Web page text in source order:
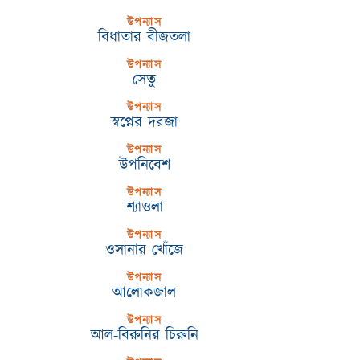
উপন্যাস
বিধাতার বীজতলা
উপন্যাস
সেতু
উপন্যাস
স্বপ্নের দরজা
উপন্যাস
উপনিবেশ
উপন্যাস
শ্যাওলা
উপন্যাস
ওসানার খোঁজে
উপন্যাস
আলোকজাল
উপন্যাস
আল-বিরুনির চিরুনি